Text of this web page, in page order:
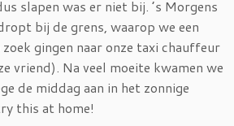
slapen was er niet bij. ’s Morgens
bij de grens, waarop we een
gingen naar onze taxi chauffeur
vriend). Na veel moeite kwamen we
de middag aan in het zonnige
this at home!